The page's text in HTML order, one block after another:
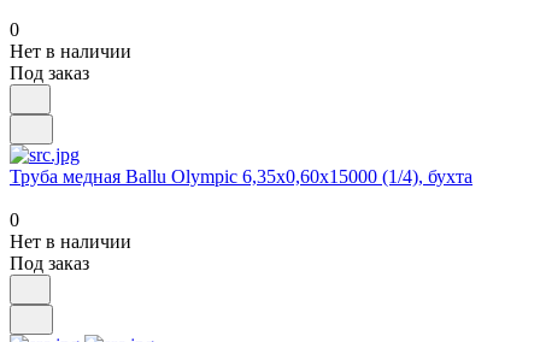
0
Нет в наличии
Под заказ
Труба медная Ballu Olympic 6,35х0,60х15000 (1/4), бухта
0
Нет в наличии
Под заказ